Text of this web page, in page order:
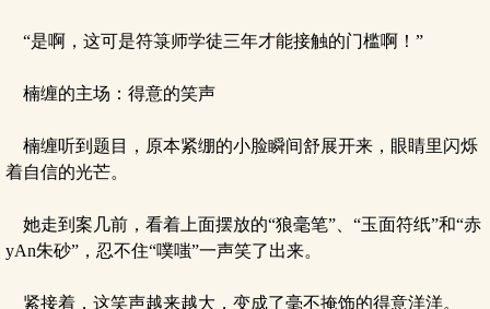
“是啊，这可是符箓师学徒三年才能接触的门槛啊！”
楠缠的主场：得意的笑声
楠缠听到题目，原本紧绷的小脸瞬间舒展开来，眼睛里闪烁
着自信的光芒。
她走到案几前，看着上面摆放的“狼毫笔”、“玉面符纸”和“赤
yAn朱砂”，忍不住“噗嗤”一声笑了出来。
紧接着，这笑声越来越大，变成了毫不掩饰的得意洋洋。